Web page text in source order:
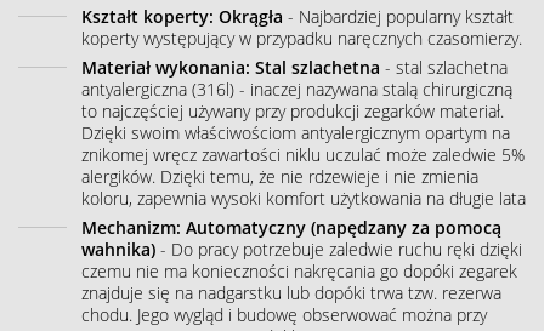
Kształt koperty: Okrągła - Najbardziej popularny kształt
koperty występujący w przypadku naręcznych czasomierzy.
Materiał wykonania: Stal szlachetna - stal szlachetna
antyalergiczna (316l) - inaczej nazywana stalą chirurgiczną
to najczęściej używany przy produkcji zegarków materiał.
Dzięki swoim właściwościom antyalergicznym opartym na
znikomej wręcz zawartości niklu uczulać może zaledwie 5%
alergików. Dzięki temu, że nie rdzewieje i nie zmienia
koloru, zapewnia wysoki komfort użytkowania na długie lata
Mechanizm: Automatyczny (napędzany za pomocą
wahnika) - Do pracy potrzebuje zaledwie ruchu ręki dzięki
czemu nie ma konieczności nakręcania go dopóki zegarek
znajduje się na nadgarstku lub dopóki trwa tzw. rezerwa
chodu. Jego wygląd i budowę obserwować można przy